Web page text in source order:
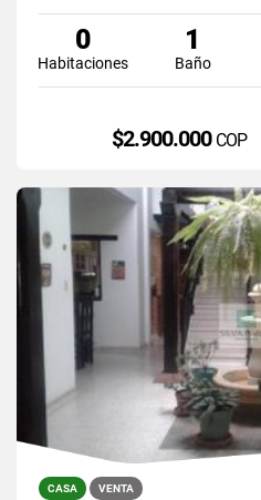
0
Habitaciones
1
Baño
$2.900.000 COP
CASA VENTA